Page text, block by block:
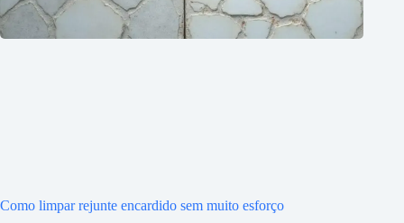
Como limpar rejunte encardido sem muito esforço